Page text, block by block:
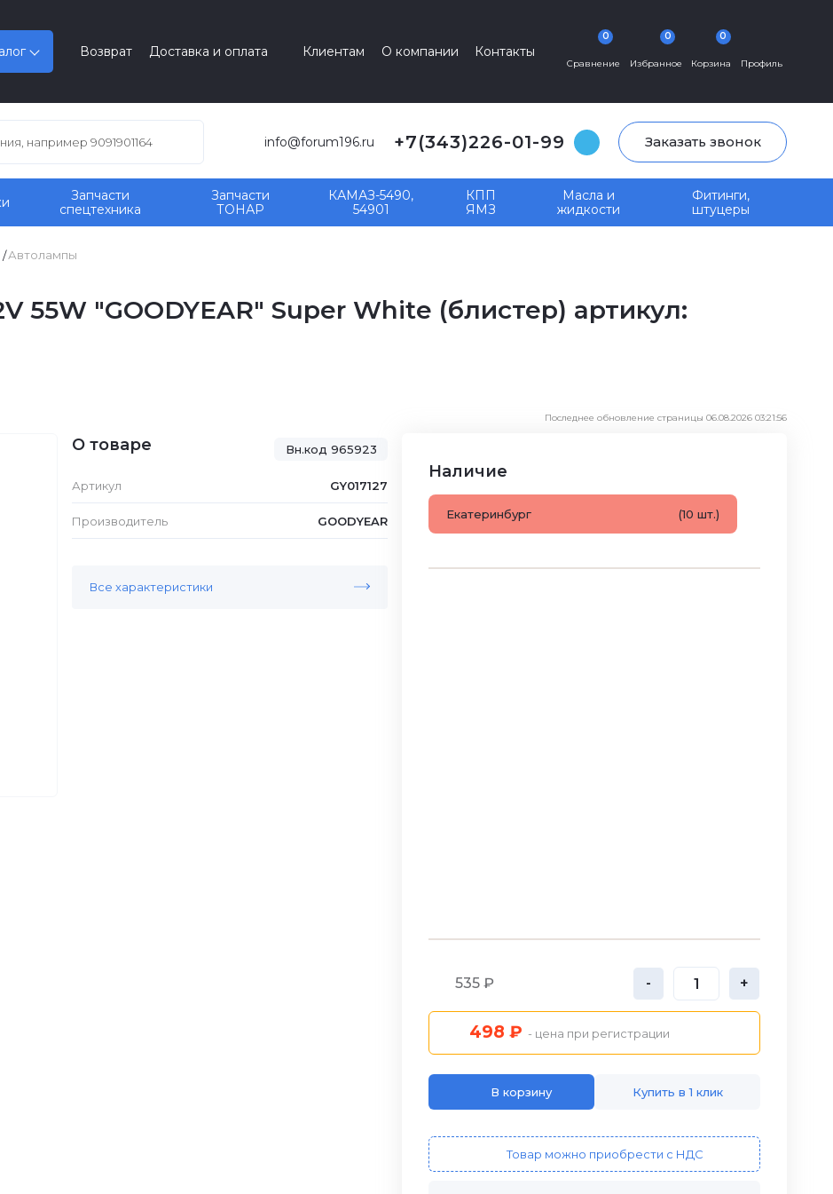
Возврат Доставка и оплата Клиентам О компании Контакты
Сравнение
0
Избранное
0
Корзина
0
Профиль
info@forum196.ru +7(343)226-01-99 Заказать звонок
Запчасти
спецтехника
Запчасти
ТОНАР
КАМАЗ-5490,
54901
КПП
ЯМЗ
Масла и
жидкости
Фитинги,
штуцеры
Автолампы
55W "GOODYEAR" Super White (блистер) артикул:
Последнее обновление страницы 06.08.2026 03:21:56
Вн.код 965923
О товаре
Артикул GY017127
Производитель GOODYEAR
Все характеристики
Наличие
Екатеринбург (10 шт.)
535 ₽ - +
498 ₽ - цена при регистрации
В корзину Купить в 1 клик
Товар можно приобрести с НДС